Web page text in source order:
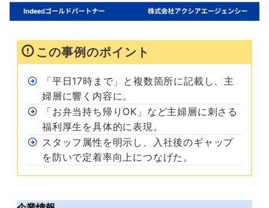
この事例のポイント
「平日17時まで」と複数箇所に記載し、主
婦層に響く内容に。
「お弁当持ち帰りOK」など主婦層に刺さる
福利厚生を具体的に表現。
スタッフ属性を明示し、入社後のギャップ
を防いで定着率向上につなげた。